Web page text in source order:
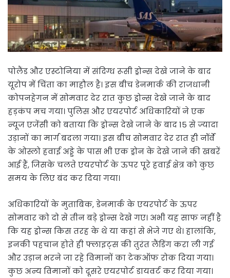
पोलैंड और एस्टोनिया में संदिग्ध रूसी ड्रोन्स देखे जाने के बाद
यूरोप में चिंता का माहौल है। इस बीच डेनमार्क की राजधानी
कोपनहेगन में सोमवार देर रात कुछ ड्रोन्स देखे जाने के बाद
हड़कंप मच गया। पुलिस और एयरपोर्ट अधिकारियों ने एक
न्यूज एजेंसी को बताया कि ड्रोन्स देखे जाने के बाद 15 से ज्यादा
उड़ानों का मार्ग बदला गया। इस बीच सोमवार देर रात ही नॉर्वे
के ओस्लो हवाई अड्डे के पास भी एक ड्रोन के देखे जाने की खबरें
आई हैं, जिसके चलते एयरपोर्ट के ऊपर पूरे हवाई क्षेत्र को कुछ
समय के लिए बंद कर दिया गया।
अधिकारियों के मुताबिक, डेनमार्क के एयरपोर्ट के ऊपर
सोमवार को दो से तीन बड़े ड्रोन्स देखे गए। अभी यह साफ नहीं है
कि यह ड्रोन्स किस तरह के थे या कहां से भेजे गए थे। हालांकि,
इनकी पहचान होते ही फ्लाइट्स की तुरंत लैंडिंग करा ली गई
और उड़ान भरने जा रहे विमानों का टेकऑफ रोक दिया गया।
कुछ अन्य विमानों को दूसरे एयरपोर्ट डायवर्ट कर दिया गया।